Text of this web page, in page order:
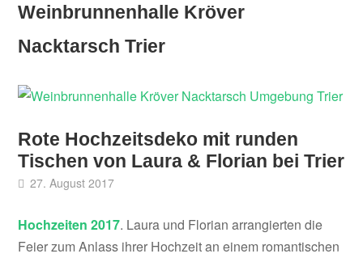
Weinbrunnenhalle Kröver
Nacktarsch Trier
Rote Hochzeitsdeko mit runden
Tischen von Laura & Florian bei Trier
27. August 2017
Hochzeiten 2017. Laura und Florian arrangierten die
Feier zum Anlass ihrer Hochzeit an einem romantischen